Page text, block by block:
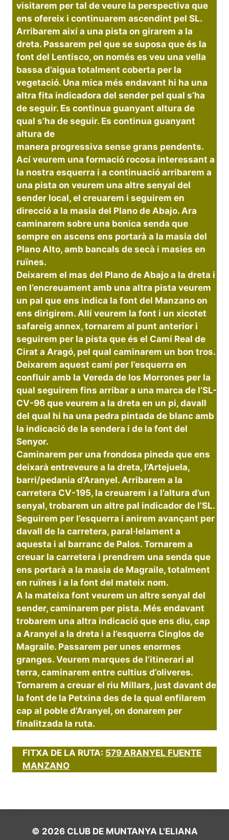
visitarem per tal de veure la perspectiva que
ens ofereix i continuarem ascendint pel SL.
Arribarem així a una pista on girarem a la
dreta. Passarem pel que se suposa que és la
font del Lentisco, on només es veu una vella
bassa d’aigua totalment coberta per la
vegetació. Una mica més endavant hi ha una
altra fita indicadora del sender pel qual s’ha
de seguir. Es continua guanyant altura de
qual s’ha de seguir. Es continua guanyant
altura de
manera progressiva sense grans pendents.
Ací veurem una formació rocosa interessant a
la nostra esquerra i a continuació arribarem a
una pista on veurem una altre senyal del
sender local, el creuarem i seguirem en
direcció a la masia del Plano de Abajo. Ara
caminarem sobre una bonica senda que
sempre en ascens ens portarà a la masia del
Plano Alto, amb bancals de secà i masies en
ruïnes.
Deixarem el mas del Plano de Abajo a la dreta i
en l’encreuament amb una altra pista veurem
un pal que ens indica la font del Manzano on
ens dirigirem. Allí veurem la font i un xicotet
safareig annex, tornarem al punt anterior i
seguirem per la pista que és el Camí Real de
Cirat a Aragó, pel qual caminarem un bon tros.
Deixarem aquest camí per l’esquerra en
confluir amb la Vereda de los Morrones per la
qual seguirem fins arribar a una marca de l’SL-
CV-96 que veurem a la dreta en un pi, davall
del qual hi ha una pedra pintada de blanc amb
la indicació de la sendera i de la font del
Senyor.
Caminarem per una frondosa pineda que ens
deixarà entreveure a la dreta, l’Artejuela,
barri/pedania d’Aranyel. Arribarem a la
carretera CV-195, la creuarem i a l’altura d’un
senyal, trobarem un altre pal indicador de l’SL.
Seguirem per l’esquerra i anirem avançant per
davall de la carretera, paral·lelament a
aquesta i al barranc de Palos. Tornarem a
creuar la carretera i prendrem una senda que
ens portarà a la masia de Magraile, totalment
en ruïnes i a la font del mateix nom.
A la mateixa font veurem un altre senyal del
sender, caminarem per pista. Més endavant
trobarem una altra indicació que ens diu, cap
a Aranyel a la dreta i a l’esquerra Cinglos de
Magraile. Passarem per unes enormes
granges. Veurem marques de l’itinerari al
terra, caminarem entre cultius d’oliveres.
Tornarem a creuar el riu Millars, just davant de
la font de la Petxina des de la qual enfilarem
cap al poble d’Aranyel, on donarem per
finalitzada la ruta.
FITXA DE LA RUTA: 579 ARANYEL FUENTE
MANZANO
© 2026 CLUB DE MUNTANYA L'ELIANA